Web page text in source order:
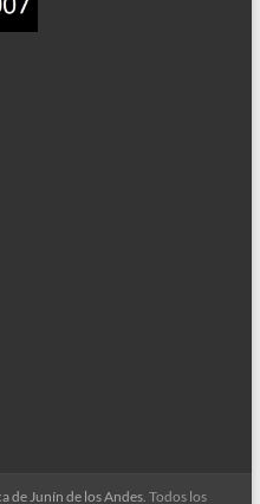
de Junín de los Andes . Todos los